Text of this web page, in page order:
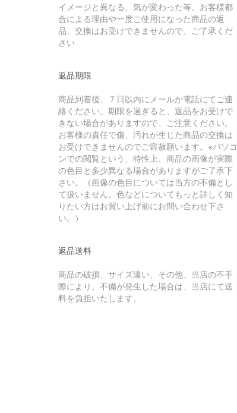
イメージと異なる、気が変わった等、お客様都
合による理由や一度ご使用になった商品の返
品、交換はお受けできませんので、ご了承くだ
さい
返品期限
商品到着後、７日以内にメールか電話にてご連
絡ください。期限を過ぎると、返品をお受けで
きない場合がありますので、ご注意ください。
お客様の責任で傷、汚れが生じた商品の交換は
お受けできませんのでご容赦願います。※パソコ
ンでの閲覧という、特性上、商品の画像が実際
の色目と多少異なる場合がありますがご了承下
さい。（画像の色目については当方の不備とし
て扱いません。色などについてもっと詳しく知
りたい方はお買い上げ前にお問い合わせ下さ
い。）
返品送料
商品の破損、サイズ違い、その他、当店の不手
際により、不備が発生した場合は、当店にて送
料を負担いたします。